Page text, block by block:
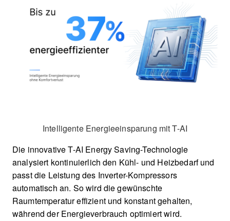
Intelligente Energieeinsparung mit T-AI
Die innovative T-AI Energy Saving-Technologie
analysiert kontinuierlich den Kühl- und Heizbedarf und
passt die Leistung des Inverter-Kompressors
automatisch an. So wird die gewünschte
Raumtemperatur effizient und konstant gehalten,
während der Energieverbrauch optimiert wird.